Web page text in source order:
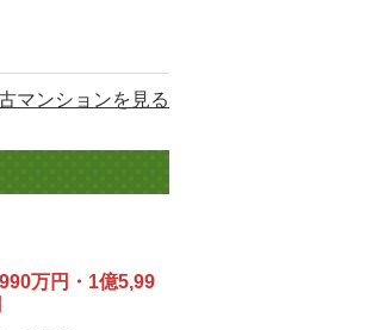
マンションを見る
万円・1億5,99